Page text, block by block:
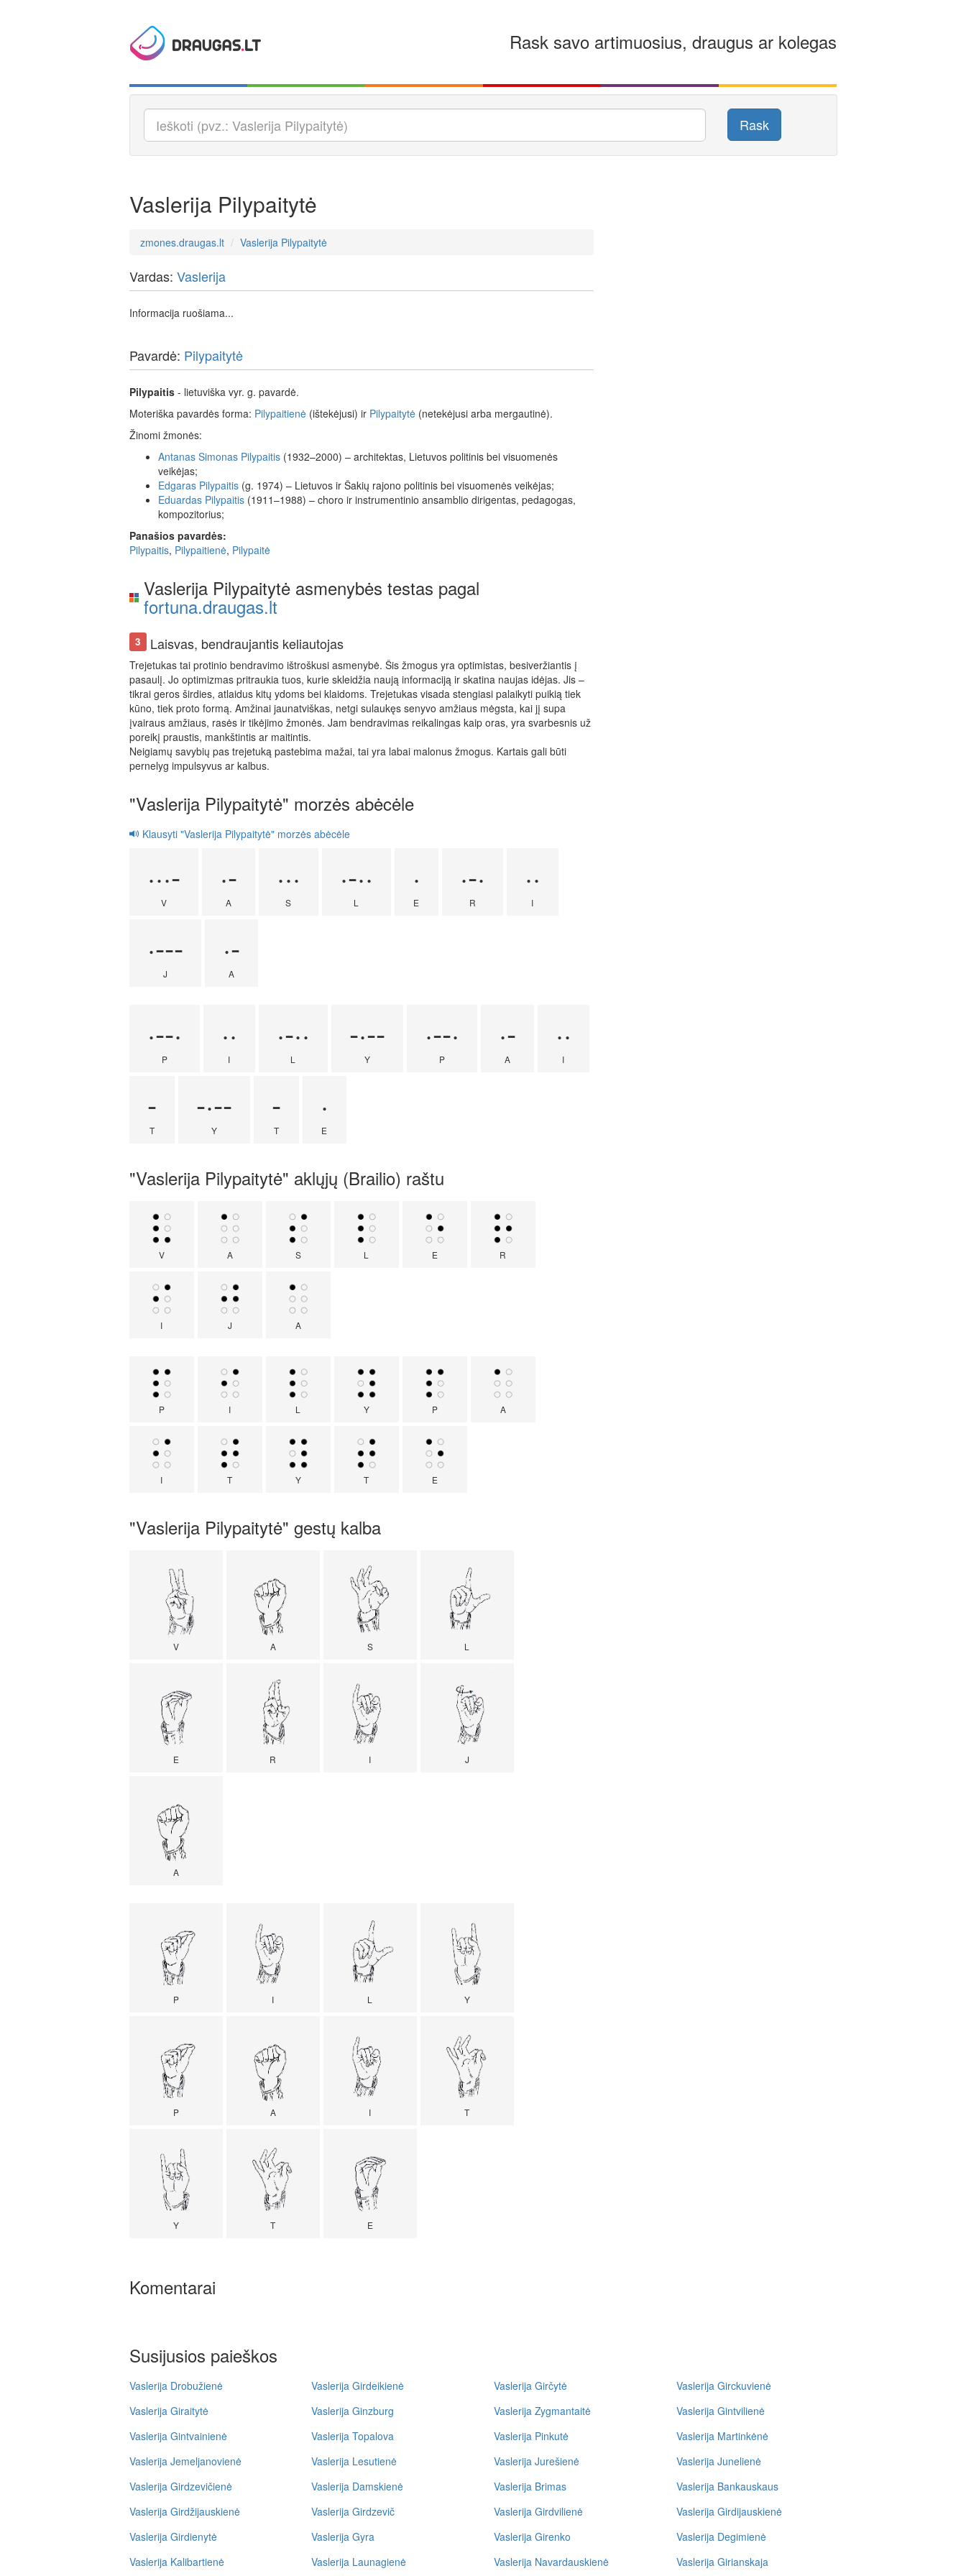
Rask savo artimuosius, draugus ar kolegas
Rask
Vaslerija Pilypaitytė
zmones.draugas.lt Vaslerija Pilypaitytė
Vardas: Vaslerija
Informacija ruošiama...
Pavardė: Pilypaitytė
Pilypaitis- lietuviška vyr. g. pavardė.
Moteriška pavardės forma: Pilypaitienė(ištekėjusi) ir Pilypaitytė(netekėjusi arba mergautinė).
Žinomi žmonės:
Antanas Simonas Pilypaitis(1932–2000) – architektas, Lietuvos politinis bei visuomenės
veikėjas;
Edgaras Pilypaitis(g. 1974) – Lietuvos ir Šakių rajono politinis bei visuomenės veikėjas;
Eduardas Pilypaitis(1911–1988) – choro ir instrumentinio ansamblio dirigentas, pedagogas,
kompozitorius;
Panašios pavardės:
Pilypaitis, Pilypaitienė, Pilypaitė
Vaslerija Pilypaitytė asmenybės testas pagal
fortuna.draugas.lt
3 Laisvas, bendraujantis keliautojas
Trejetukas tai protinio bendravimo ištroškusi asmenybė. Šis žmogus yra optimistas, besiveržiantis į
pasaulį. Jo optimizmas pritraukia tuos, kurie skleidžia naują informaciją ir skatina naujas idėjas. Jis –
tikrai geros širdies, atlaidus kitų ydoms bei klaidoms. Trejetukas visada stengiasi palaikyti puikią tiek
kūno, tiek proto formą. Amžinai jaunatviškas, netgi sulaukęs senyvo amžiaus mėgsta, kai jį supa
įvairaus amžiaus, rasės ir tikėjimo žmonės. Jam bendravimas reikalingas kaip oras, yra svarbesnis už
poreikį praustis, mankštintis ar maitintis.
Neigiamų savybių pas trejetuką pastebima mažai, tai yra labai malonus žmogus. Kartais gali būti
pernelyg impulsyvus ar kalbus.
"Vaslerija Pilypaitytė" morzės abėcėle
Klausyti "Vaslerija Pilypaitytė" morzės abėcėle
···-
V
·-
A
···
S
·-··
L
·
E
·-·
R
··
I
·---
J
·-
A
·--·
P
··
I
·-··
L
-·--
Y
·--·
P
·-
A
··
I
-
T
-·--
Y
-
T
·
E
"Vaslerija Pilypaitytė" aklųjų (Brailio) raštu
V A S L E R
I J A
P I L Y P A
I T Y T E
"Vaslerija Pilypaitytė" gestų kalba
V A S L
E R I J
A
P I L Y
P A I T
Y T E
Komentarai
Susijusios paieškos
Vaslerija Drobužienė Vaslerija Girdeikienė Vaslerija Girčytė
Vaslerija Girckuvienė
Vaslerija Giraitytė
Vaslerija Ginzburg Vaslerija Zygmantaitė
Vaslerija Gintvilienė
Vaslerija Gintvainienė
Vaslerija Topalova Vaslerija Pinkutė
Vaslerija Martinkėnė
Vaslerija Jemeljanovienė
Vaslerija Lesutienė Vaslerija Jurešienė
Vaslerija Junelienė
Vaslerija Girdzevičienė
Vaslerija Damskienė Vaslerija Brimas
Vaslerija Bankauskaus
Vaslerija Girdžijauskienė
Vaslerija Girdzevič Vaslerija Girdvilienė
Vaslerija Girdijauskienė
Vaslerija Girdienytė
Vaslerija Gyra Vaslerija Girenko
Vaslerija Degimienė
Vaslerija Kalibartienė
Vaslerija Launagienė Vaslerija Navardauskienė Vaslerija Girianskaja